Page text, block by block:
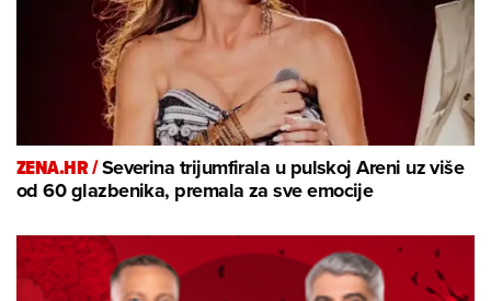
ZENA.HR /Severina trijumfirala u pulskoj Areni uz više
od 60 glazbenika, premala za sve emocije